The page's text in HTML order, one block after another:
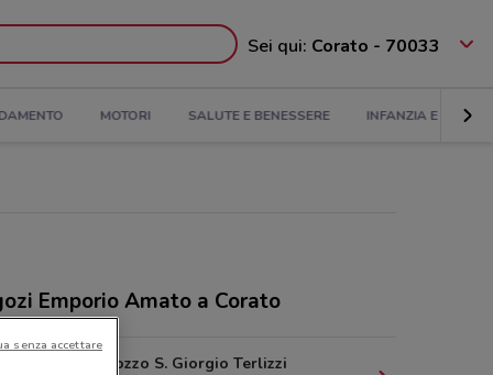
Sei qui: Corato - 70033
MOTORI SALUTE E BENESSERE INFANZIA E GIOCHI
Emporio Amato a Corato
Contrada Pozzo S. Giorgio Terlizzi
senza accettare